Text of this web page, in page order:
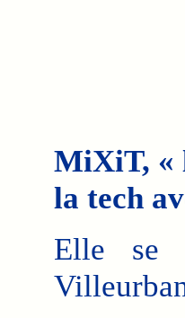
MiXiT, «
la tech
Elle se